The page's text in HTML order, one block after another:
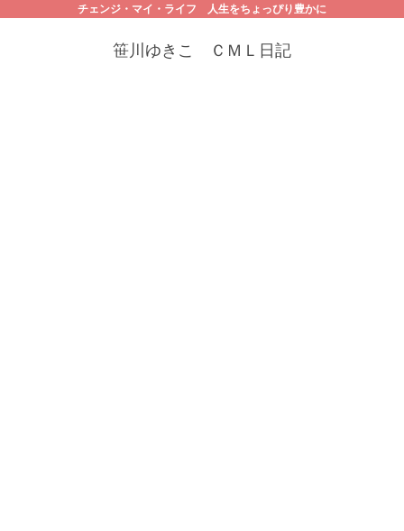
チェンジ・マイ・ライフ 人生をちょっぴり豊かに
笹川ゆきこ ＣＭＬ日記